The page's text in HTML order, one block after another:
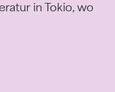
in Tokio, wo